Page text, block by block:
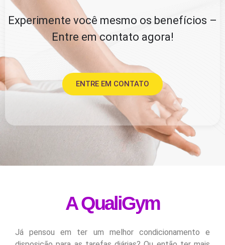
Experimente você mesmo os benefícios –
Entre em contato agora!
ENTRE EM CONTATO
A QualiGym
Já pensou em ter um melhor condicionamento e